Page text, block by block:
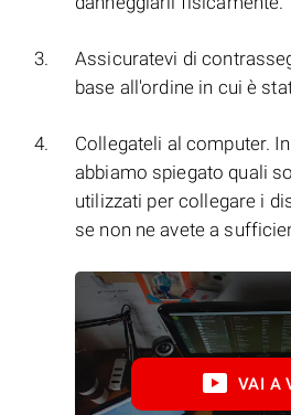
Assicuratevi di
base all'ordine in cui è
Collegateli al computer.
abbiamo spiegato quali
utilizzati per collegare i
se non ne avete a
VAI A